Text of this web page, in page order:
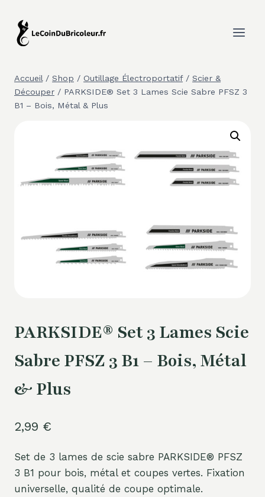
contenu
Accueil / Shop / Outillage Électroportatif / Scier &
Découper / PARKSIDE® Set 3 Lames Scie Sabre PFSZ 3
B1 – Bois, Métal & Plus
PARKSIDE® Set 3 Lames Scie
Sabre PFSZ 3 B1 – Bois, Métal
& Plus
2,99 €
Set de 3 lames de scie sabre PARKSIDE® PFSZ
3 B1 pour bois, métal et coupes vertes. Fixation
universelle, qualité de coupe optimale.